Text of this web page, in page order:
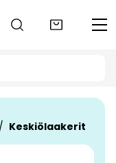
Keskiölaakerit